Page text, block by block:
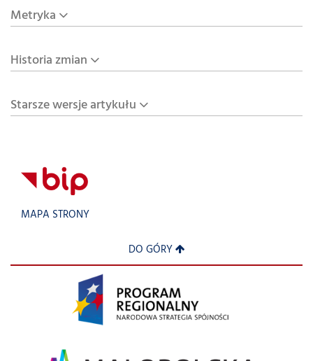
Metryka
Historia zmian
Starsze wersje artykułu
MAPA STRONY
DO GÓRY